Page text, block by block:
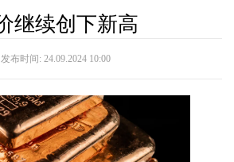
继续创下新高
发布时间: 24.09.2024 10:00